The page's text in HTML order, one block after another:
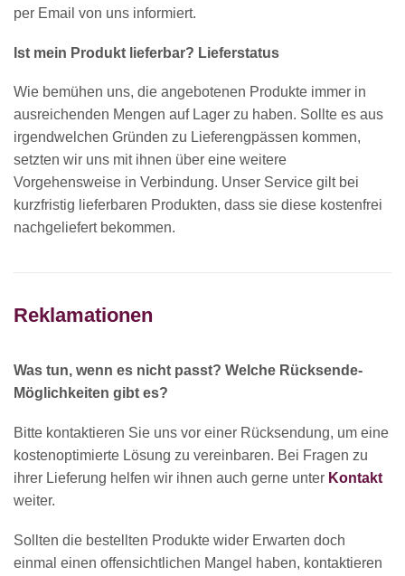
per Email von uns informiert.
Ist mein Produkt lieferbar? Lieferstatus
Wie bemühen uns, die angebotenen Produkte immer in
ausreichenden Mengen auf Lager zu haben. Sollte es aus
irgendwelchen Gründen zu Lieferengpässen kommen,
setzten wir uns mit ihnen über eine weitere
Vorgehensweise in Verbindung. Unser Service gilt bei
kurzfristig lieferbaren Produkten, dass sie diese kostenfrei
nachgeliefert bekommen.
Reklamationen
Was tun, wenn es nicht passt? Welche Rücksende-
Möglichkeiten gibt es?
Bitte kontaktieren Sie uns vor einer Rücksendung, um eine
kostenoptimierte Lösung zu vereinbaren. Bei Fragen zu
ihrer Lieferung helfen wir ihnen auch gerne unter Kontakt
weiter.
Sollten die bestellten Produkte wider Erwarten doch
einmal einen offensichtlichen Mangel haben, kontaktieren